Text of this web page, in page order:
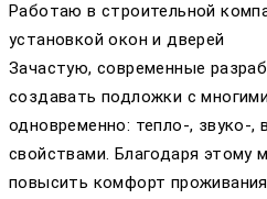
Работаю в строительной
установкой окон и дверей
Зачастую, современные
создавать подложки с
одновременно: тепло-, звуко-,
свойствами. Благодаря этому
повысить комфорт